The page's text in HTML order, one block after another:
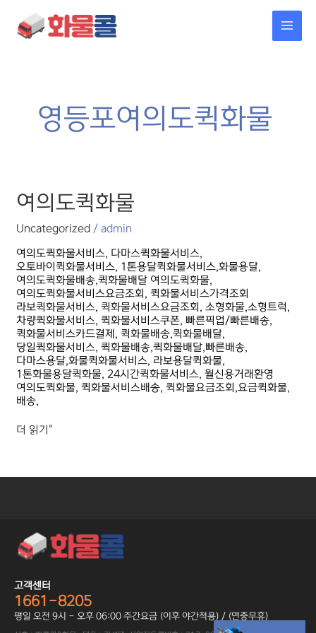
건너뛰기
영등포여의도퀵화물
여의도퀵화물
Uncategorized /admin
여의도퀵화물서비스, 다마스퀵화물서비스,
오토바이퀵화물서비스, 1톤용달퀵화물서비스,화물용달,
여의도퀵화물배송,퀵화물배달 여의도퀵화물,
여의도퀵화물서비스요금조회, 퀵화물서비스가격조회
라보퀵화물서비스, 퀵화물서비스요금조회, 소형화물,소형트럭,
차량퀵화물서비스, 퀵화물서비스쿠폰, 빠른픽업/빠른배송,
퀵화물서비스카드결제, 퀵화물배송,퀵화물배달,
당일퀵화물서비스, 퀵화물배송,퀵화물배달,빠른배송,
다마스용달,화물퀵화물서비스, 라보용달퀵화물,
1톤화물용달퀵화물, 24시간퀵화물서비스, 월신용거래환영
여의도퀵화물, 퀵화물서비스배송, 퀵화물요금조회,요금퀵화물,
배송,
여의도퀵화물
더 읽기"
고객센터
1661-8205
평일 오전 9시 - 오후 06:00 주간요금 (이후 야간적용) / (연중무휴)